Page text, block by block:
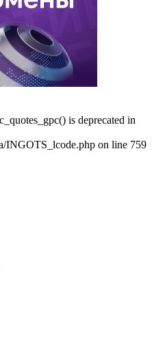
is deprecated in
INGOTS_lcode.php on line 759